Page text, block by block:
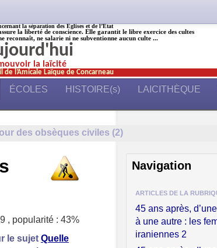
la séparation des Églises et de l’État
la liberté de conscience. Elle garantit le libre exercice des cultes
reconnaît, ne salarie ni ne subventionne aucun culte ...
la laïcité
l’Amicale Laïque de Concarneau
ÉCOLES HISTOIRE(s) LAICITHÈQUE
des obsèques civiles (2)
, popularité : 43%
le sujet Quelle
Navigation
ARTICLES DE LA
45 ans après,
à une autre : les
iraniennes 2